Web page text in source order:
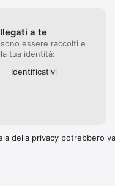
a te
essere raccolti e
tua identità:
Identificativi
della privacy potrebbero